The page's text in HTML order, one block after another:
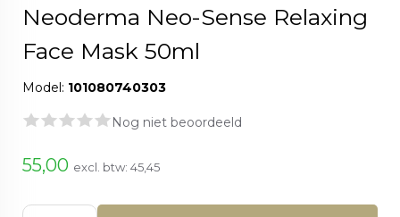
Neoderma Neo-Sense Relaxing
Face Mask 50ml
Model: 101080740303
Nog niet beoordeeld
55,00 excl. btw: 45,45